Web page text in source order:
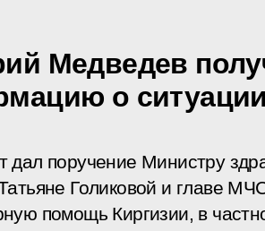
Медведев
о
дал поручение Министру
Голиковой и главе
помощь Киргизии, в